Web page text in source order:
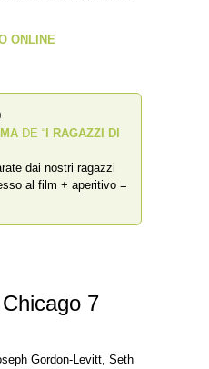
ONLINE
DE “ I RAGAZZI DI
dai nostri ragazzi
al film + aperitivo =
7
Gordon-Levitt, Seth